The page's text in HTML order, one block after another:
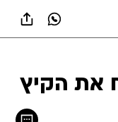
את הקיץ